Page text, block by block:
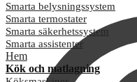
Smarta belysningssystem
Smarta termostater
Smarta säkerhetssystem
Smarta assistenter
Hem
Kök och matlagning